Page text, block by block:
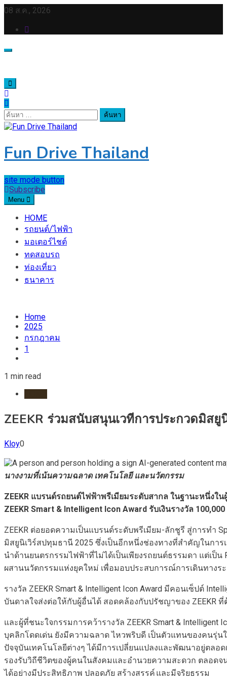
Skip
content
08 ส.ค., 2026
ค้นหา
สำหรับ:
Fun Drive Thailand
site mode button
Subscribe
Menu
HOME
รถยนต์/ไฟฟ้า
มอเตอร์ไชต์
ทดสอบรถ
ท่องเที่ยว
ธนาคาร
Home
2025
กรกฎาคม
1
1 min read
ZEEKR ร่วมสนับสนุนเวทีการประกวดมิส
Kloy0
นางงามที่เน้นความฉลาด เทคโนโลยี และนวัตกรรม
ZEEKR แบรนด์รถยนต์ไฟฟ้าพรีเมียมระดับสากล ในฐานะหนึ่งใ
ZEEKR Smart & Intelligent Icon Award รับเงินรางวัล 100,000
ZEEKR ต่อยอดความเป็นแบรนด์ระดับพรีเมียม-ลักชูรี สู่การทำ
มิสยูนิเวิร์สปทุมธานี 2025 ซึ่งเป็นอีกหนึ่งช่องทางที่สำคัญในกา
นำด้านยนตรกรรมไฟฟ้าที่ไม่ได้เป็นเพียงรถยนต์ธรรมดา แต่เป็น
ผสานนวัตกรรมแห่งยุคใหม่ เพื่อมอบประสบการณ์การเดินทางร
รางวัล ZEEKR Smart & Intelligent Icon Award มีคอนเซ็ปต์
บันดาลใจส่งต่อให้กับผู้อื่นได้ สอดคล้องกับปรัชญาของ ZEEKR
และผู้ที่ชนะใจกรรมการคว้ารางวัล ZEEKR Smart &
บุคลิกโดดเด่น ยังมีความฉลาด ไหวพริบดี เป็นตัวแทนของคนรุ่น
ปัจจุบันเทคโนโลยีต่างๆ ได้มีการเปลี่ยนแปลงและพัฒนาอยู่ตลอ
รองรับวิถีชีวิตของผู้คนในสังคมและอำนวยความสะดวก ตลอด
ได้อย่างมีประสิทธิภาพ ปลอดภัย สร้างสรรค์ และมีจริยธรรม